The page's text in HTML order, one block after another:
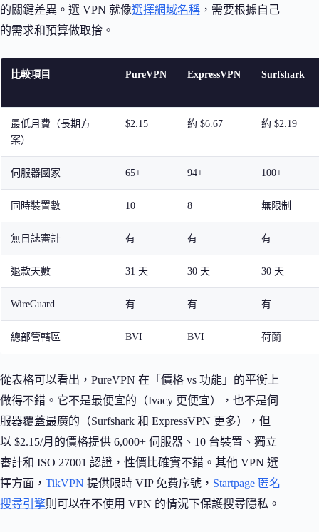
的關鍵差異。選 VPN 就像選擇網域名稱 ，需要根據自己
的需求和預算做取捨。
比較項目 PureVPN ExpressVPN Surfshark
最低月費（長期方
案）
$2.15 約 $6.67 約 $2.19
伺服器國家 65+ 94+ 100+
同時裝置數 10 8 無限制
無日誌審計 有 有 有
退款天數 31 天 30 天 30 天
WireGuard 有 有 有
總部管轄區 BVI BVI 荷蘭
從表格可以看出，PureVPN 在「價格 vs 功能」的平衡上
做得不錯。它不是最便宜的（Ivacy 更便宜），也不是伺
服器覆蓋最廣的（Surfshark 和 ExpressVPN 更多），但
以 $2.15/月的價格提供 6,000+ 伺服器、10 台裝置、獨立
審計和 ISO 27001 認證，性價比確實不錯。其他 VPN 選
擇方面， TikVPN 提供限時 VIP 免費序號， Startpage 匿名
搜尋引擎則可以在不使用 VPN 的情況下保護搜尋隱私。